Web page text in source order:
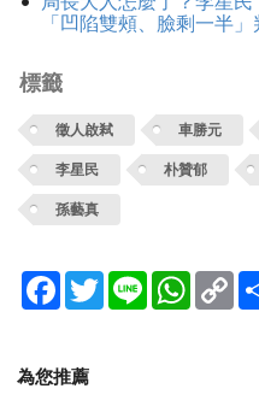
「凹陷雙頰、臉剩一半
標籤
徵人啟弒 車勝元
李星民 朴贊郁
孫藝真
Facebook
TwitterLine
為您推薦